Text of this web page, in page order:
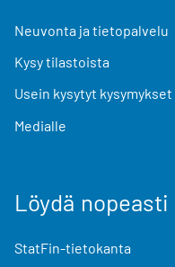
Neuvonta ja tietopalvelu
Kysy tilastoista
Usein kysytyt kysymykset
Medialle
Löydä nopeasti
StatFin-tietokanta